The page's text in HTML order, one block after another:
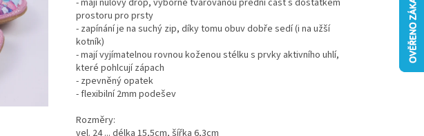
- mají nulový drop, výborně tvarovanou přední část s dostatkem
prostoru pro prsty
- zapínání je na suchý zip, díky tomu obuv dobře sedí (i na užší
kotník)
- mají vyjímatelnou rovnou koženou stélku s prvky aktivního uhlí,
které pohlcují zápach
- zpevněný opatek
- flexibilní 2mm podešev
Rozměry: